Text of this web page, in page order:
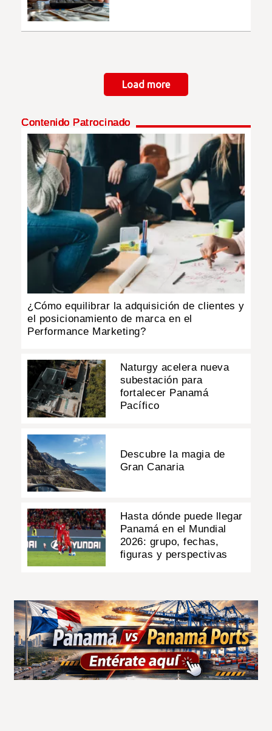
Load more
Contenido Patrocinado
¿Cómo equilibrar la adquisición de clientes y
el posicionamiento de marca en el
Performance Marketing?
Naturgy acelera nueva
subestación para
fortalecer Panamá
Pacífico
Descubre la magia de
Gran Canaria
Hasta dónde puede llegar
Panamá en el Mundial
2026: grupo, fechas,
figuras y perspectivas